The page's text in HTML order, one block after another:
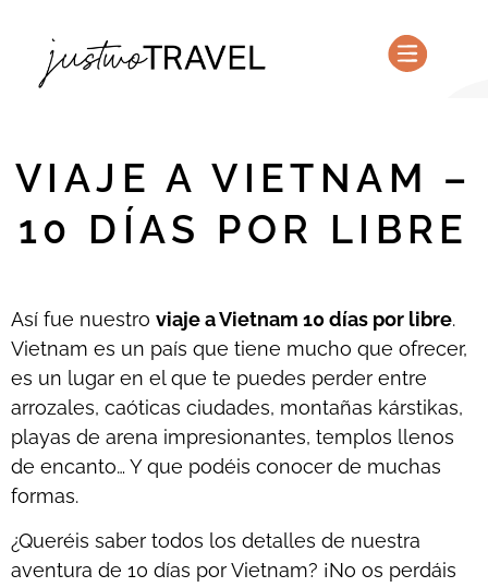
VIAJE A VIETNAM –
10 DÍAS POR LIBRE
Así fue nuestro viaje a Vietnam 10 días por libre.
Vietnam es un país que tiene mucho que ofrecer,
es un lugar en el que te puedes perder entre
arrozales, caóticas ciudades, montañas kárstikas,
playas de arena impresionantes, templos llenos
de encanto… Y que podéis conocer de muchas
formas.
¿Queréis saber todos los detalles de nuestra
aventura de 10 días por Vietnam? ¡No os perdáis